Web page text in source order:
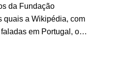
da Fundação
quais a Wikipédia, com
em Portugal, o…